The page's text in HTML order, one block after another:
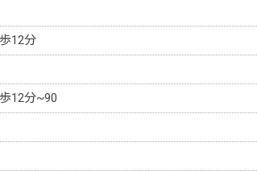
12分
12分~90